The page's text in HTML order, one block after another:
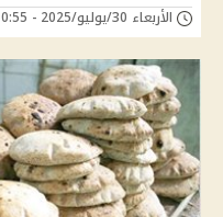
الأربعاء 30/يوليو/2025 - 10:55 ص